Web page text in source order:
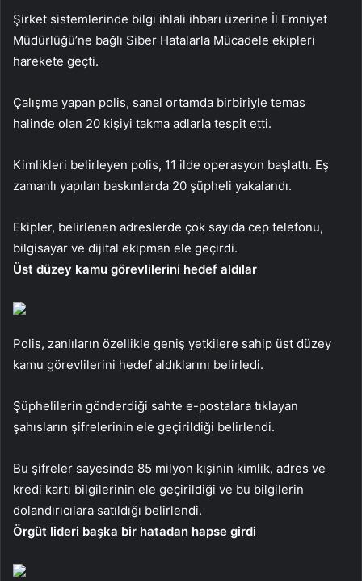
Şirket sistemlerinde bilgi ihlali ihbarı üzerine İl Emniyet
Müdürlüğü’ne bağlı Siber Hatalarla Mücadele ekipleri
harekete geçti.
Çalışma yapan polis, sanal ortamda birbiriyle temas
halinde olan 20 kişiyi takma adlarla tespit etti.
Kimlikleri belirleyen polis, 11 ilde operasyon başlattı. Eş
zamanlı yapılan baskınlarda 20 şüpheli yakalandı.
Ekipler, belirlenen adreslerde çok sayıda cep telefonu,
bilgisayar ve dijital ekipman ele geçirdi.
Üst düzey kamu görevlilerini hedef aldılar
Polis, zanlıların özellikle geniş yetkilere sahip üst düzey
kamu görevlilerini hedef aldıklarını belirledi.
Şüphelilerin gönderdiği sahte e-postalara tıklayan
şahısların şifrelerinin ele geçirildiği belirlendi.
Bu şifreler sayesinde 85 milyon kişinin kimlik, adres ve
kredi kartı bilgilerinin ele geçirildiği ve bu bilgilerin
dolandırıcılara satıldığı belirlendi.
Örgüt lideri başka bir hatadan hapse girdi